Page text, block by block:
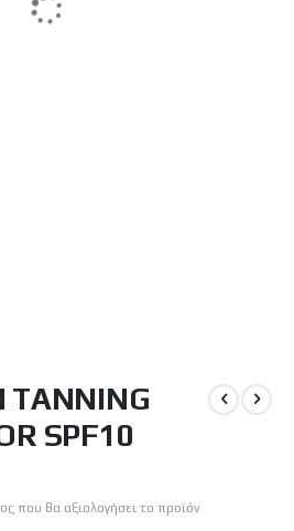
TANNING
SPF10
που θα αξιολογήσει το προϊόν